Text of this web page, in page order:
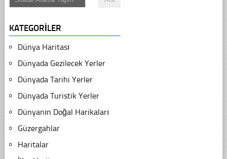
KATEGORILER
Dünya Haritası
Dünyada Gezilecek Yerler
Dünyada Tarihi Yerler
Dünyada Turistik Yerler
Dünyanın Doğal Harikaları
Güzergahlar
Haritalar